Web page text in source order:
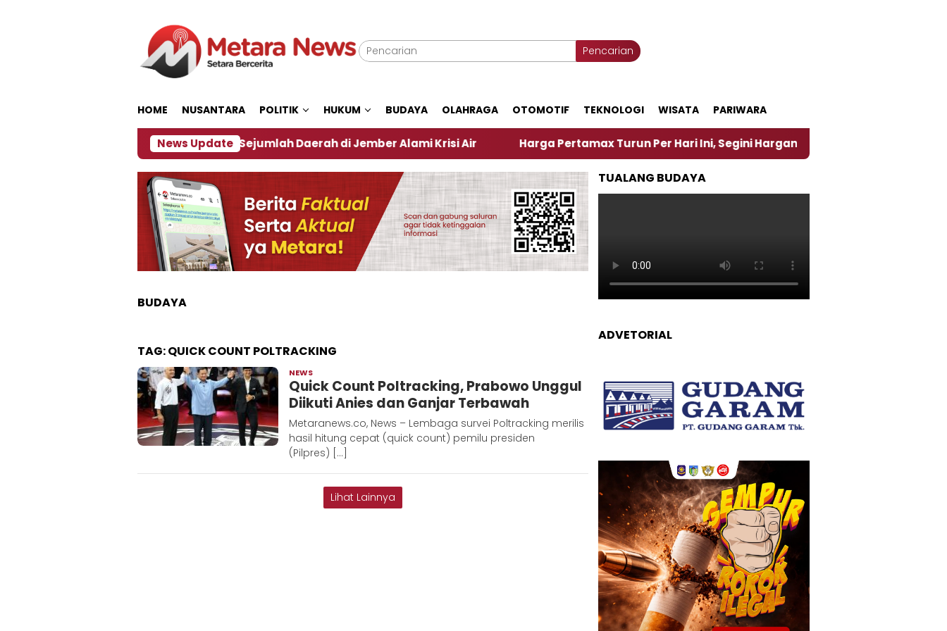
Pencarian
HOME NUSANTARA POLITIK HUKUM BUDAYA OLAHRAGA OTOMOTIF TEKNOLOGI WISATA PARIWARA
News Update
Dampak El Nino, Sejumlah Daerah di Jember Alami Krisi Air Harga Pertamax Turun Per Hari Ini, Segini Harganya ‎Nasirun Maestro Lukis
BUDAYA
TAG:QUICK COUNT POLTRACKING
NEWS
D
Quick Count Poltracking, Prabowo Unggul
Diikuti Anies dan Ganjar Terbawah
Metaranews.co, News – Lembaga survei Poltracking merilis
hasil hitung cepat (quick count) pemilu presiden
(Pilpres) […]
Lihat Lainnya
TUALANG BUDAYA
ADVETORIAL